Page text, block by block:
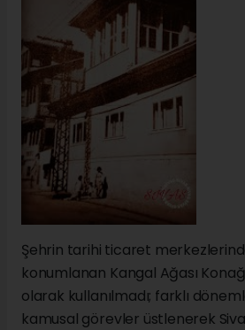
Şehrin tarihi ticaret
konumlanan Kangal Ağası
olarak kullanılmadı; farklı
kamusal görevler üstlenerek